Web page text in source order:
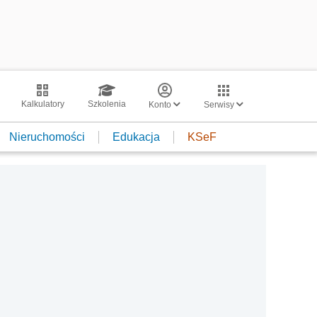
Kalkulatory Szkolenia Konto Serwisy
Nieruchomości Edukacja KSeF